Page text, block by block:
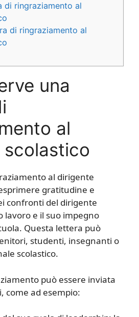
di ringraziamento al
di ringraziamento al
una
al
al dirigente
gratitudine e
confronti del dirigente
lavoro e il suo impegno
Questa lettera può
studenti, insegnanti o
scolastico.
può essere inviata
come ad esempio: